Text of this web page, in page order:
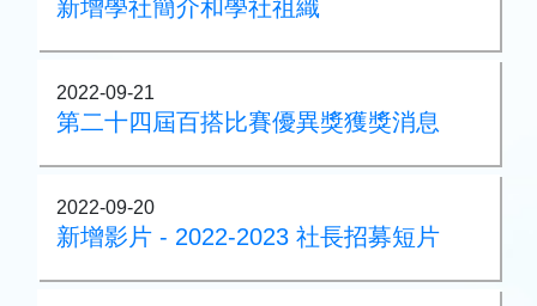
新增學社簡介和學社祖織
2022-09-21
第二十四屆百搭比賽優異獎獲獎消息
2022-09-20
新增影片 - 2022-2023 社長招募短片